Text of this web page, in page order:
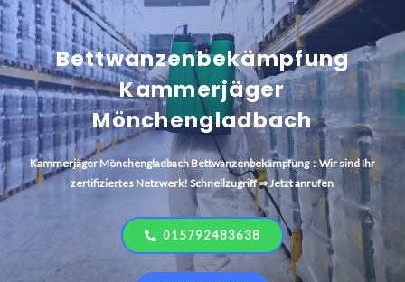
Bettwanzenbekämpfung
Kammerjäger
Mönchengladbach
Kammerjäger Mönchengladbach Bettwanzenbekämpfung : Wir sind Ihr
zertifiziertes Netzwerk! Schnellzugriff ⇒ Jetzt anrufen
015792483638